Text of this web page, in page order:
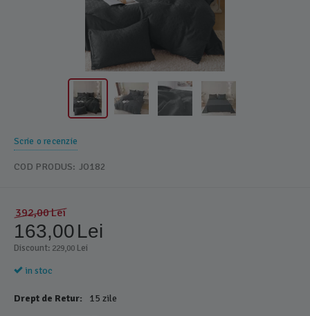
Scrie o recenzie
COD PRODUS: JO182
392,00Lei
163,00Lei
Discount: 229,00 Lei
in stoc
Drept de Retur: 15 zile